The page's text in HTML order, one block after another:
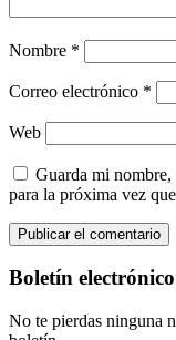
Nombre *
Correo electrónico *
Web
Guarda mi
para la próxima vez
Boletín electrónico
No te pierdas ninguna